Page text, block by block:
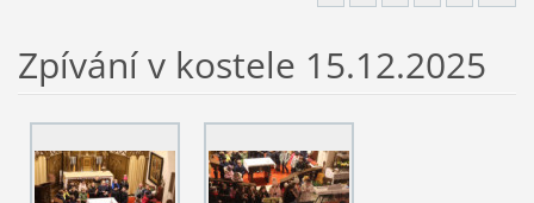
Zpívání v kostele 15.12.2025